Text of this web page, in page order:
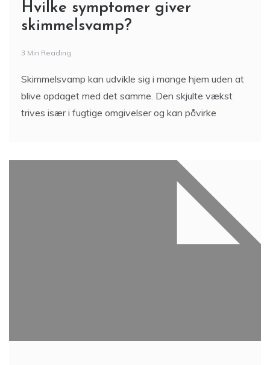
Hvilke symptomer giver
skimmelsvamp?
3 Min Reading
Skimmelsvamp kan udvikle sig i mange hjem uden at
blive opdaget med det samme. Den skjulte vækst
trives især i fugtige omgivelser og kan påvirke